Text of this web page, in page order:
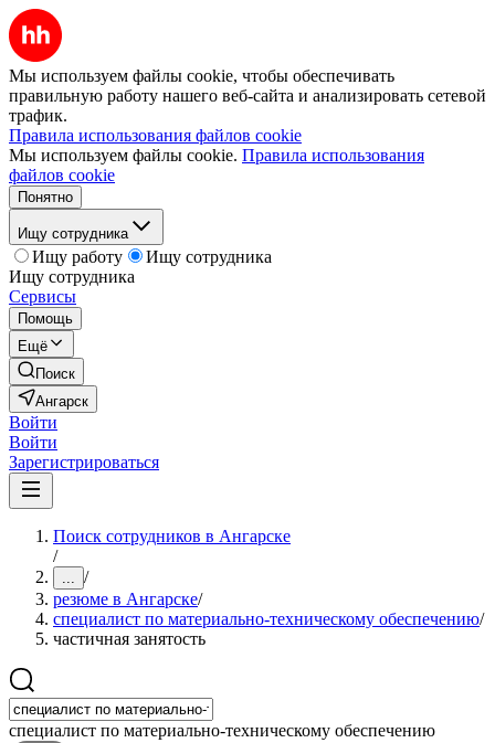
Мы используем файлы cookie, чтобы обеспечивать
правильную работу нашего веб-сайта и анализировать сетевой
трафик.
Правила использования файлов cookie
Мы используем файлы cookie. Правила использования
файлов cookie
Понятно
Ищу сотрудника
Ищу работу
Ищу сотрудника
Ищу сотрудника
Сервисы
Помощь
Ещё
Поиск
Ангарск
Войти
Войти
Зарегистрироваться
Поиск сотрудников в Ангарске
/
... /
резюме в Ангарске/
специалист по материально-техническому обеспечению/
частичная занятость
специалист по материально-техническому обеспечению